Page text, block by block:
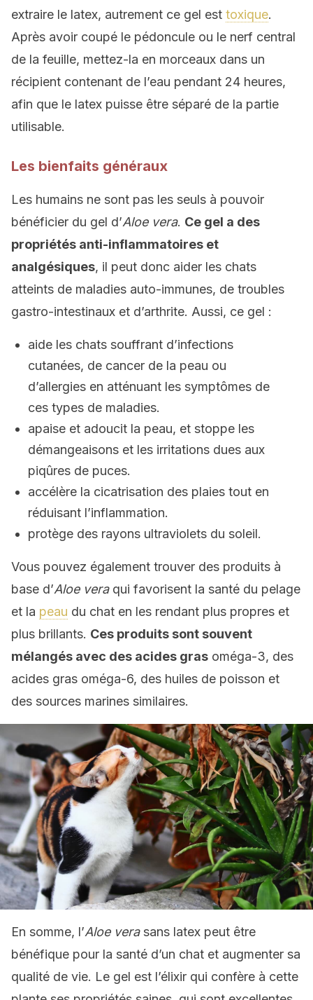
extraire le latex, autrement ce gel est toxique.
Après avoir coupé le pédoncule ou le nerf central
de la feuille, mettez-la en morceaux dans un
récipient contenant de l’eau pendant 24 heures,
afin que le latex puisse être séparé de la partie
utilisable.
Les bienfaits généraux
Les humains ne sont pas les seuls à pouvoir
bénéficier du gel d’Aloe vera. Ce gel a des
propriétés anti-inflammatoires et
analgésiques, il peut donc aider les chats
atteints de maladies auto-immunes, de troubles
gastro-intestinaux et d’arthrite. Aussi, ce gel :
aide les chats souffrant d’infections
cutanées, de cancer de la peau ou
d’allergies en atténuant les symptômes de
ces types de maladies.
apaise et adoucit la peau, et stoppe les
démangeaisons et les irritations dues aux
piqûres de puces.
accélère la cicatrisation des plaies tout en
réduisant l’inflammation.
protège des rayons ultraviolets du soleil.
Vous pouvez également trouver des produits à
base d’Aloe veraqui favorisent la santé du pelage
et la peau du chat en les rendant plus propres et
plus brillants. Ces produits sont souvent
mélangés avec des acides gras oméga-3, des
acides gras oméga-6, des huiles de poisson et
des sources marines similaires.
En somme, l’Aloe verasans latex peut être
bénéfique pour la santé d’un chat et augmenter sa
qualité de vie. Le gel est l’élixir qui confère à cette